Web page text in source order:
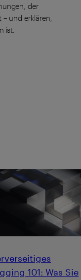
der
und erklären,
ist.
101: Was Sie